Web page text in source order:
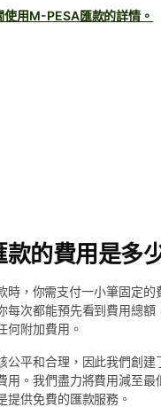
使用M-PESA匯款的詳情。
的費用是多
時，你需支付一小筆固定的
每次都能預先看到費用總額
何附加費用。
公平和合理，因此我們創建
用。我們盡力將費用減至最
提供免費的匯款服務。